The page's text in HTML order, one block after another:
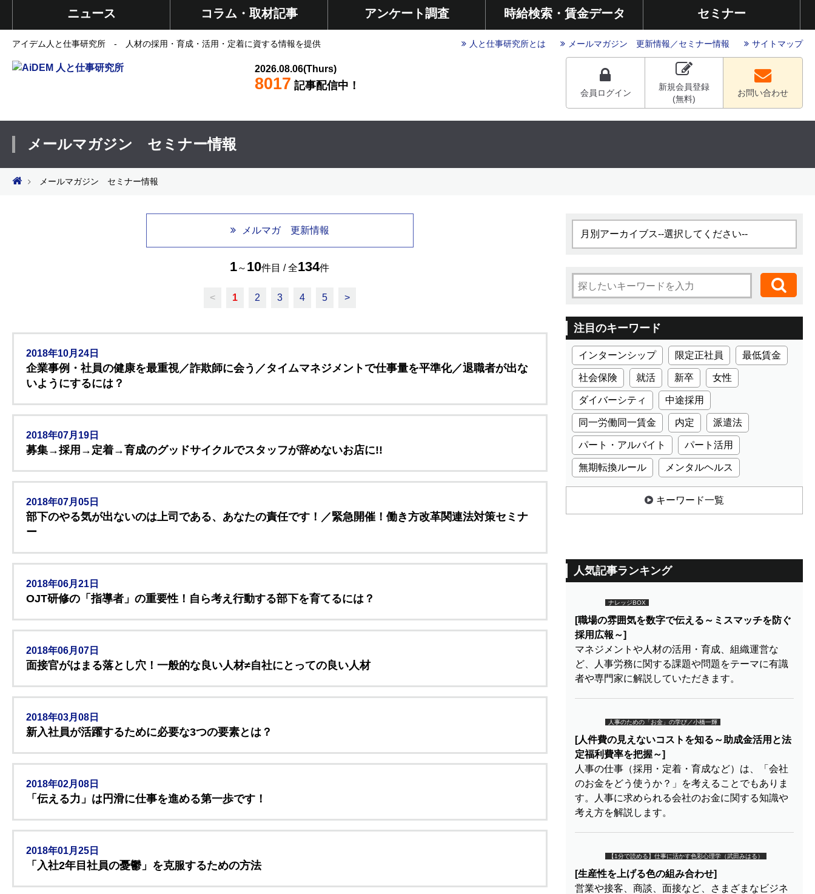
ニュース コラム・取材記事 アンケート調査 時給検索・賃金データ セミナー
アイデム人と仕事研究所 - 人材の採用・育成・活用・定着に資する情報を提供 人と仕事研究所とは メールマガジン 更新情報 ／セミナー情報 サイトマップ
2026.08.06(Thurs)
8017 記事配信中！
会員ログイン
新規会員登録
(無料)
お問い合わせ
メールマガジン セミナー情報
メールマガジン セミナー情報
メルマガ 更新情報
1～ 10件目 / 全134件
< 1 2 3 4 5 >
2018年10月24日
企業事例・社員の健康を最重視／詐欺師に会う／タイムマネジメントで仕事量を平準化／退職者が出な
いようにするには？
2018年07月19日
募集→採用→定着→育成のグッドサイクルでスタッフが辞めないお店に!!
2018年07月05日
部下のやる気が出ないのは上司である、あなたの責任です！／緊急開催！働き方改革関連法対策セミナ
ー
2018年06月21日
OJT研修の「指導者」の重要性！自ら考え行動する部下を育てるには？
2018年06月07日
面接官がはまる落とし穴！一般的な良い人材≠自社にとっての良い人材
2018年03月08日
新入社員が活躍するために必要な3つの要素とは？
2018年02月08日
「伝える力」は円滑に仕事を進める第一歩です！
2018年01月25日
「入社2年目社員の憂鬱」を克服するための方法
月別アーカイブス--選択してください--
注目のキーワード
インターンシップ 限定正社員 最低賃金
社会保険 就活 新卒 女性
ダイバーシティ 中途採用
同一労働同一賃金 内定 派遣法
パート・アルバイト パート活用
無期転換ルール メンタルヘルス
キーワード一覧
人気記事ランキング
ナレッジBOX
[職場の雰囲気を数字で伝える～ミスマッチを防ぐ
採用広報～]
マネジメントや人材の活用・育成、組織運営な
ど、人事労務に関する課題や問題をテーマに有識
者や専門家に解説していただきます。
人事のための「お金」の学び／小橋一輝
[人件費の見えないコストを知る～助成金活用と法
定福利費率を把握～]
人事の仕事（採用・定着・育成など）は、「会社
のお金をどう使うか？」を考えることでもありま
す。人事に求められる会社のお金に関する知識や
考え方を解説します。
【1分で読める】仕事に活かす色彩心理学（武田みはる）
[生産性を上げる色の組み合わせ]
営業や接客、商談、面接など、さまざまなビジネ